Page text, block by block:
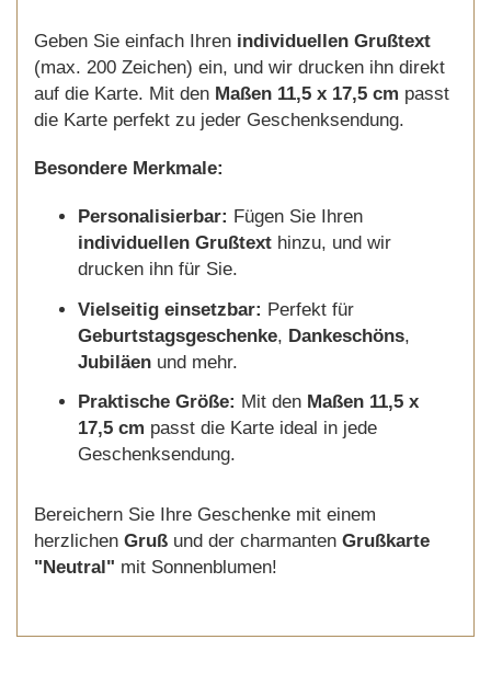
Geben Sie einfach Ihren individuellen Grußtext
(max. 200 Zeichen) ein, und wir drucken ihn direkt
auf die Karte. Mit den Maßen 11,5 x 17,5 cm passt
die Karte perfekt zu jeder Geschenksendung.
Besondere Merkmale:
Personalisierbar: Fügen Sie Ihren
individuellen Grußtext hinzu, und wir
drucken ihn für Sie.
Vielseitig einsetzbar: Perfekt für
Geburtstagsgeschenke, Dankeschöns,
Jubiläen und mehr.
Praktische Größe: Mit den Maßen 11,5 x
17,5 cm passt die Karte ideal in jede
Geschenksendung.
Bereichern Sie Ihre Geschenke mit einem
herzlichen Gruß und der charmanten Grußkarte
"Neutral" mit Sonnenblumen!